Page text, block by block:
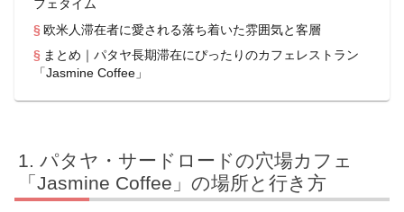
フェタイム
欧米人滞在者に愛される落ち着いた雰囲気と客層
まとめ｜パタヤ長期滞在にぴったりのカフェレストラン
「Jasmine Coffee」
パタヤ・サードロードの穴場カフェ
「Jasmine Coffee」の場所と行き方